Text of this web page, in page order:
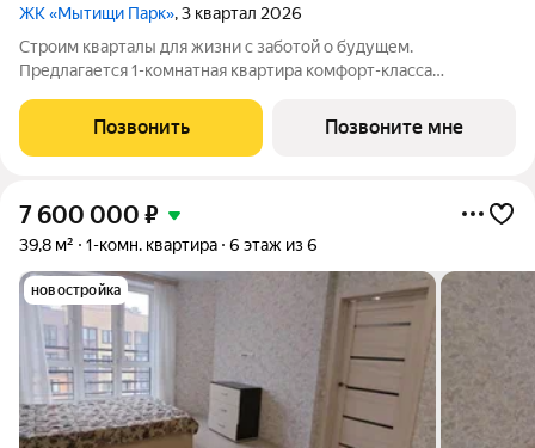
ЖК «Мытищи Парк», 3 квартал 2026
Строим кварталы для жизни с заботой о будущем.
Предлагается 1-комнатная квартира комфорт-класса
в жилом комплексе "Мытищи Парк".Квартиру в комплексе на
выбор: может быть как с отделкой, так
Позвонить Позвоните мне
7 600 000 ₽
39,8 м² 1-комн. квартира 6 этаж из 6
новостройка